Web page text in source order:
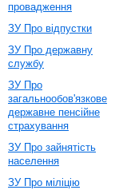
провадження
ЗУ Про відпустки
ЗУ Про державну
службу
ЗУ Про
загальнообов'язкове
державне пенсійне
страхування
ЗУ Про зайнятість
населення
ЗУ Про міліцію